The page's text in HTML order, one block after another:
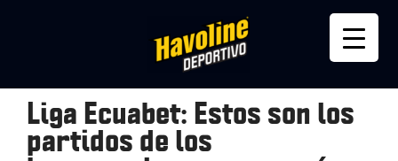
Liga Ecuabet: Estos son los
partidos de los